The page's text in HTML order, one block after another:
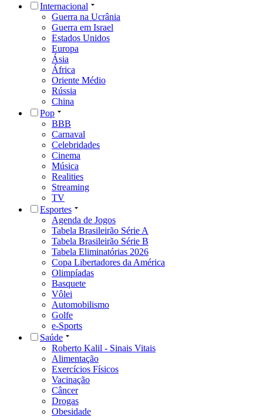
Internacional
Guerra na Ucrânia
Guerra em Israel
Estados Unidos
Europa
Ásia
África
Oriente Médio
Rússia
China
Pop
BBB
Carnaval
Celebridades
Cinema
Música
Realities
Streaming
TV
Esportes
Agenda de Jogos
Tabela Brasileirão Série A
Tabela Brasileirão Série B
Tabela Eliminatórias 2026
Copa Libertadores da América
Olimpíadas
Basquete
Vôlei
Automobilismo
Golfe
e-Sports
Saúde
Roberto Kalil - Sinais Vitais
Alimentação
Exercícios Físicos
Vacinação
Câncer
Drogas
Obesidade